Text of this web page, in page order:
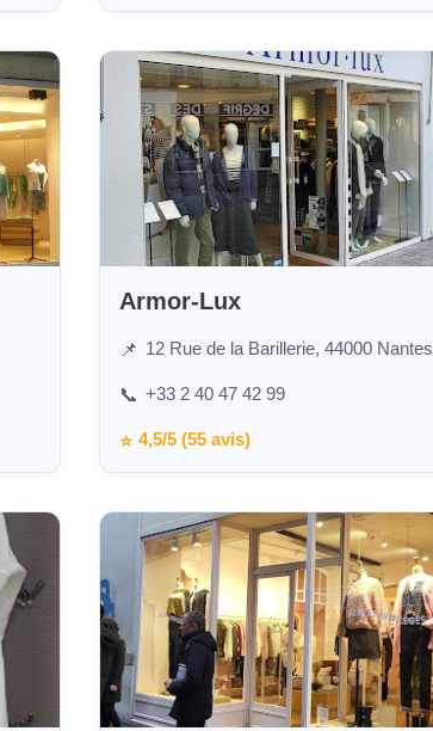
Armor-Lux
📌 12 Rue de la Barillerie, 44000 Nantes
📞 +33 2 40 47 42 99
⭐ 4,5/5 (55 avis)